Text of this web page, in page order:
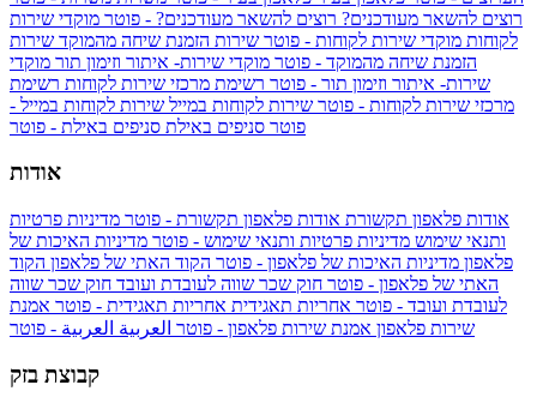
רוצים להשאר מעודכנים? רוצים להשאר מעודכנים? - פוטר מוקדי שירות
לקוחות מוקדי שירות לקוחות - פוטר שירות הזמנת שיחה מהמוקד שירות
הזמנת שיחה מהמוקד - פוטר מוקדי שירות- איתור וזימון תור מוקדי
שירות- איתור וזימון תור - פוטר רשימת מרכזי שירות לקוחות רשימת
מרכזי שירות לקוחות - פוטר שירות לקוחות במייל שירות לקוחות במייל -
פוטר סניפים באילת סניפים באילת - פוטר
אודות
אודות פלאפון תקשורת אודות פלאפון תקשורת - פוטר מדיניות פרטיות
ותנאי שימוש מדיניות פרטיות ותנאי שימוש - פוטר מדיניות האיכות של
פלאפון מדיניות האיכות של פלאפון - פוטר הקוד האתי של פלאפון הקוד
האתי של פלאפון - פוטר חוק שכר שווה לעובדת ועובד חוק שכר שווה
לעובדת ועובד - פוטר אחריות תאגידית אחריות תאגידית - פוטר אמנת
שירות פלאפון אמנת שירות פלאפון - פוטר العربية العربية - פוטר
קבוצת בזק